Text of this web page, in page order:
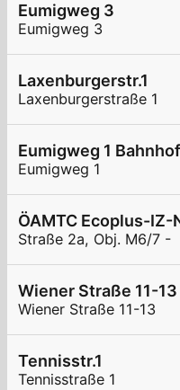
Eumigweg 3
Eumigweg 3
Laxenburgerstr.1
Laxenburgerstraße 1
Eumigweg 1
Eumigweg 1
ÖAMTC Ecoplus-IZ-
Straße 2a, Obj. M6/7 -
Wiener Straße 11-13
Wiener Straße 11-13
Tennisstr.1
Tennisstraße 1